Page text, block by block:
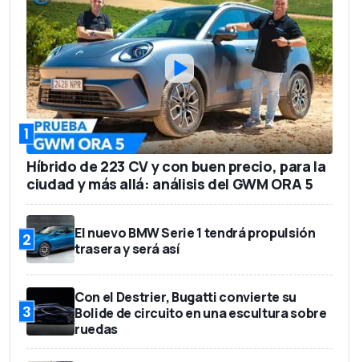
1
Híbrido de 223 CV y con buen precio, para la
ciudad y más allá: análisis del GWM ORA 5
2
El nuevo BMW Serie 1 tendrá propulsión
trasera y será así
3
Con el Destrier, Bugatti convierte su
Bolide de circuito en una escultura sobre
ruedas